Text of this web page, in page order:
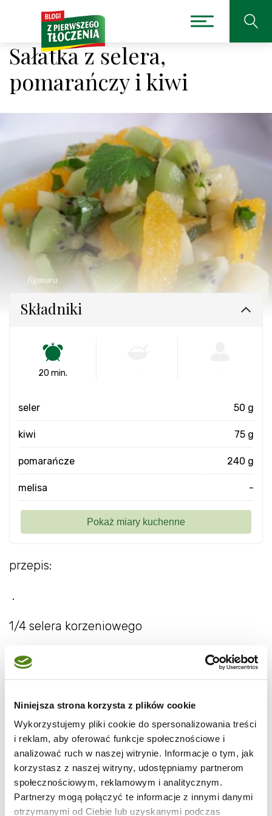
Niniejsza strona korzysta z plików cookie
Wykorzystujemy pliki cookie do spersonalizowania treści
i reklam, aby oferować funkcje społecznościowe i
analizować ruch w naszej witrynie. Informacje o tym, jak
korzystasz z naszej witryny, udostępniamy partnerom
społecznościowym, reklamowym i analitycznym.
Partnerzy mogą połączyć te informacje z innymi danymi
otrzymanymi od Ciebie lub uzyskanymi podczas
Sałatka z selera,
pomarańczy i kiwi
przepis:
.
1/4 selera korzeniowego
1 kiwi
Seler obrać, pokroić na plastry grubości 1 cm.
Ugotować na parze. Ostudzić i pokroić w
kostkę.
Składniki
20 min.
seler 50 g
kiwi 75 g
pomarańcze 240 g
melisa -